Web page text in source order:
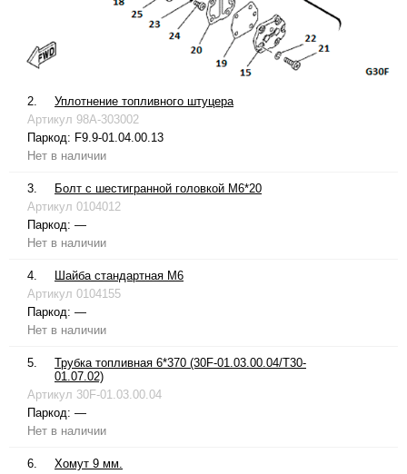
2.
Уплотнение топливного штуцера
Артикул 98A-303002
Паркод: F9.9-01.04.00.13
Нет в наличии
3.
Болт с шестигранной головкой М6*20
Артикул 0104012
Паркод: —
Нет в наличии
4.
Шайба стандартная М6
Артикул 0104155
Паркод: —
Нет в наличии
5.
Трубка топливная 6*370 (30F-01.03.00.04/T30-
01.07.02)
Артикул 30F-01.03.00.04
Паркод: —
Нет в наличии
6.
Хомут 9 мм.